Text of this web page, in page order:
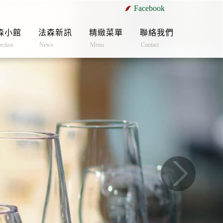
小館 法森新訊
News
精緻菜單
Menu
聯絡我們
Contact
Facebook